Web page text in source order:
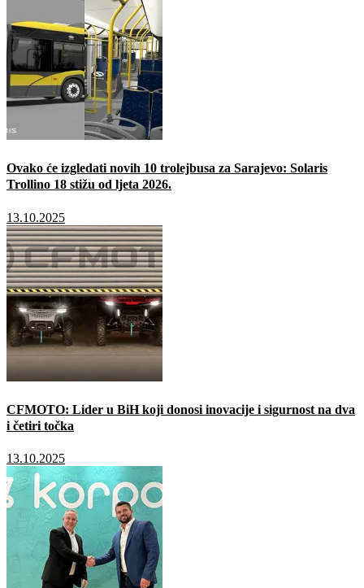
Ovako će izgledati novih 10 trolejbusa za Sarajevo: Solaris
Trollino 18 stižu od ljeta 2026.
13.10.2025
CFMOTO: Lider u BiH koji donosi inovacije i sigurnost na dva
i četiri točka
13.10.2025